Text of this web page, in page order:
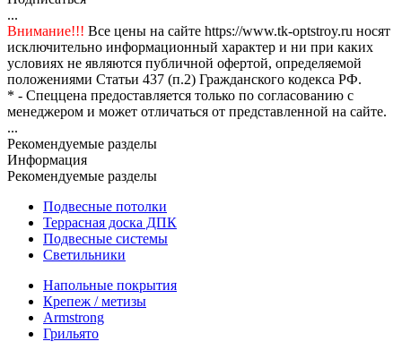
...
Внимание!!! Все цены на сайте https://www.tk-optstroy.ru носят
исключительно информационный характер и ни при каких
условиях не являются публичной офертой, определяемой
положениями Статьи 437 (п.2) Гражданского кодекса РФ.
* - Спеццена предоставляется только по согласованию с
менеджером и может отличаться от представленной на сайте.
...
Рекомендуемые разделы
Информация
Рекомендуемые разделы
Подвесные потолки
Террасная доска ДПК
Подвесные системы
Светильники
Напольные покрытия
Крепеж / метизы
Armstrong
Грильято